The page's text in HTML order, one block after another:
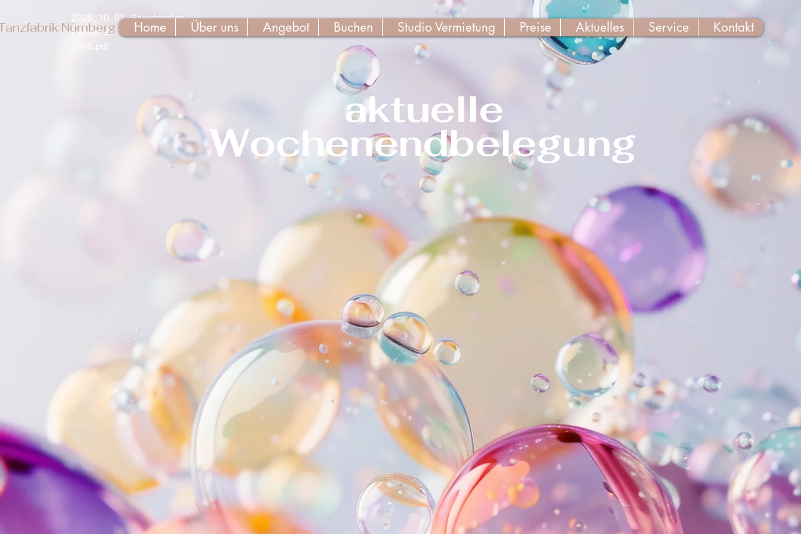
2025_10_01_Stundenplan
Herbst_ab 16. September
2025.pdf
Home Über uns Angebot Buchen Studio Vermietung Preise Aktuelles Service Kontakt
Nürnberg
aktuelle
Wochenendbelegung